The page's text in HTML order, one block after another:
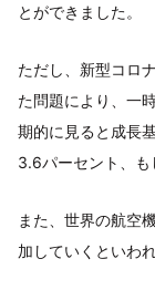
とができました。
ただし、新型コロ
た問題により、一
期的に見ると成長
3.6パーセント、も
また、世界の航空
加していくといわ